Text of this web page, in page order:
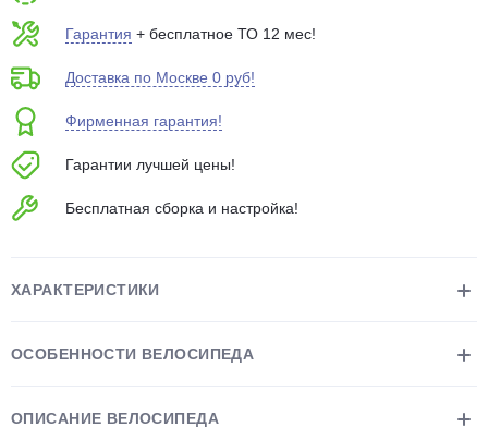
Гарантия + бесплатное ТО 12 мес!
Доставка по Москве 0 руб!
Фирменная гарантия!
Гарантии лучшей цены!
Бесплатная сборка и настройка!
ХАРАКТЕРИСТИКИ
ОСОБЕННОСТИ ВЕЛОСИПЕДА
ОПИСАНИЕ ВЕЛОСИПЕДА
Подробнее
Остались вопросы?